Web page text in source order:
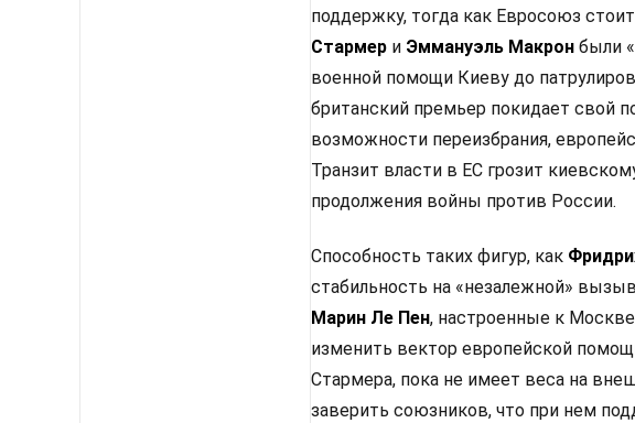
поддержку, тогда как Евросоюз
Стармер и Эммануэль Макрон были
военной помощи Киеву до
британский премьер покидает свой
возможности переизбрания,
Транзит власти в ЕС грозит
продолжения войны против России.
Способность таких фигур, как
стабильность на «незалежной»
Марин Ле Пен, настроенные к
изменить вектор европейской
Стармера, пока не имеет веса на
заверить союзников, что при нем